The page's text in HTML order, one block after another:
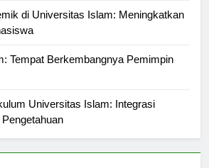
di Universitas Islam: Meningkatkan
Tempat Berkembangnya Pemimpin
Universitas Islam: Integrasi